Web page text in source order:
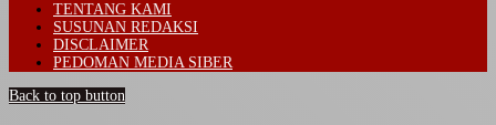
TENTANG KAMI
SUSUNAN REDAKSI
DISCLAIMER
PEDOMAN MEDIA SIBER
Back to top button